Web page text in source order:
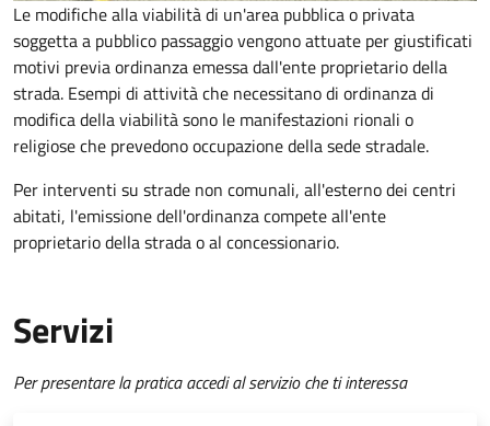
Le modifiche alla viabilità di un'area pubblica o privata
soggetta a pubblico passaggio vengono attuate per giustificati
motivi previa ordinanza emessa dall'ente proprietario della
strada. Esempi di attività che necessitano di ordinanza di
modifica della viabilità sono le manifestazioni rionali o
religiose che prevedono occupazione della sede stradale.
Per interventi su strade non comunali, all'esterno dei centri
abitati, l'emissione dell'ordinanza compete all'ente
proprietario della strada o al concessionario.
Servizi
Per presentare la pratica accedi al servizio che ti interessa